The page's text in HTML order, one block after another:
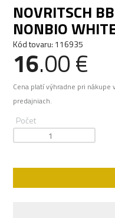
NOVRITSCH
NONBIO
Kód tovaru: 116935
16.00 €
Cena platí výhradne pri nákupe
predajniach.
Počet